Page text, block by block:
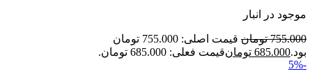
موجود در انبار
755.000 تومان
قیمت اصلی: 755.000 تومان
بود.685.000 تومانقیمت فعلی: 685.000 تومان.
-5%